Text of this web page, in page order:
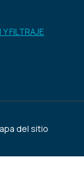
FILTRAJE
del sitio